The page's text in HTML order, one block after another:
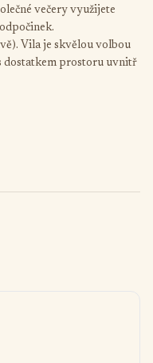
večery využijete
Vila je skvělou volbou
dostatkem prostoru uvnitř